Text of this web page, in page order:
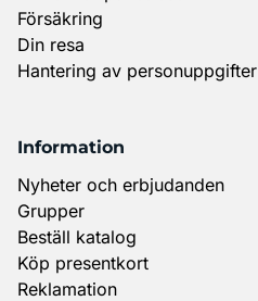
Försäkring
Din resa
Hantering av personuppgifter
Information
Nyheter och erbjudanden
Grupper
Beställ katalog
Köp presentkort
Reklamation